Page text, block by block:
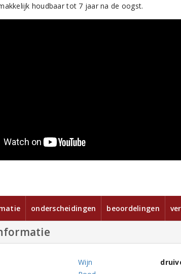
houdbaar tot 7 jaar na de oogst.
onderscheidingen beoordelingen
Wijn